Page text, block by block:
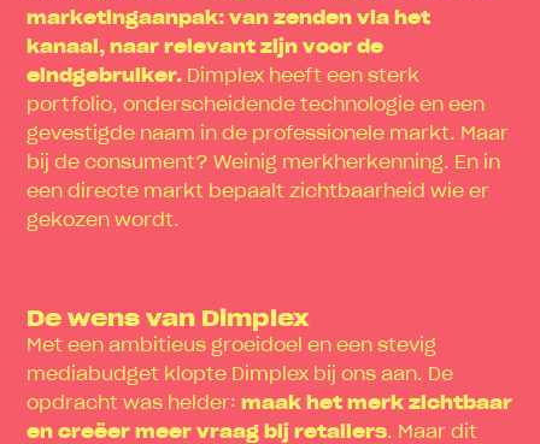
marketingaanpak: van zenden via het
kanaal, naar relevant zijn voor de
eindgebruiker.
Dimplex heeft een sterk
portfolio, onderscheidende technologie en een
gevestigde naam in de professionele markt. Maar
bij de consument? Weinig merkherkenning. En in
een directe markt bepaalt zichtbaarheid wie er
gekozen wordt.
De wens van Dimplex
Met een ambitieus groeidoel en een stevig
mediabudget klopte Dimplex bij ons aan. De
opdracht was helder:maak het merk zichtbaar
en creëer meer vraag bij retailers. Maar dit